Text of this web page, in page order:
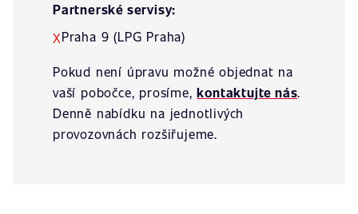
Partnerské servisy:
XPraha 9 (LPG Praha)
Pokud není úpravu možné objednat na
vaší pobočce, prosíme,kontaktujte nás.
Denně nabídku na jednotlivých
provozovnách rozšiřujeme.